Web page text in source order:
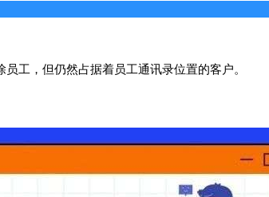
工，但仍然占据着员工通讯录位置的客户。